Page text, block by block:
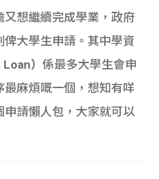
想繼續完成學業，政府
大學生申請。其中學資
Loan）係最多大學生會申
麻煩嘅一個，想知有咩
請懶人包，大家就可以